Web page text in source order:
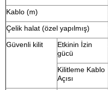
Kablo (m)
Çelik halat (özel yapılmış)
Güvenli kilit
Etkinin İzin
gücü
Kilitleme Kablo
Açısı